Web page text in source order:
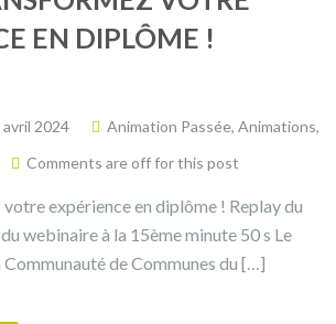
EN DIPLÔME !
avril 2024 Animation Passée, Animations,
Comments are off for this post
expérience en diplôme ! Replay du
webinaire à la 15ème minute 50 s Le
Communauté de Communes du […]